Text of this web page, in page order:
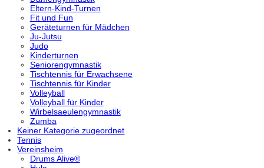
Eltern-Kind-Turnen
Fit und Fun
Geräteturnen für Mädchen
Ju-Jutsu
Judo
Kinderturnen
Seniorengymnastik
Tischtennis für Erwachsene
Tischtennis für Kinder
Volleyball
Volleyball für Kinder
Wirbelsaeulengymnastik
Zumba
Keiner Kategorie zugeordnet
Tennis
Vereinsheim
Drums Alive®